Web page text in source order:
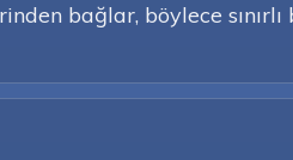
bağlar, böylece sınırlı